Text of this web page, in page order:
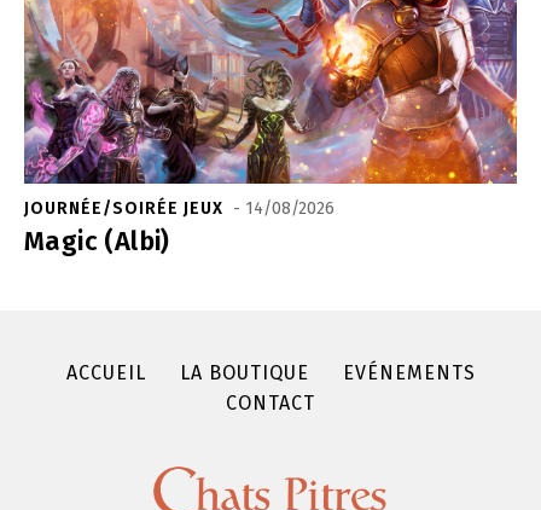
JOURNÉE/SOIRÉE JEUX - 14/08/2026
Magic (Albi)
ACCUEIL LA BOUTIQUE
EVÉNEMENTS
CONTACT